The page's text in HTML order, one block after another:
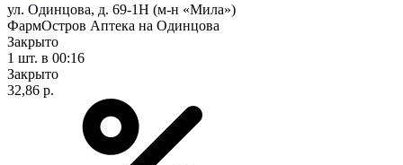
ул. Одинцова, д. 69-1Н (м-н «Мила»)
ФармОстров Аптека на Одинцова
Закрыто
1 шт. в 00:16
Закрыто
32,86 р.